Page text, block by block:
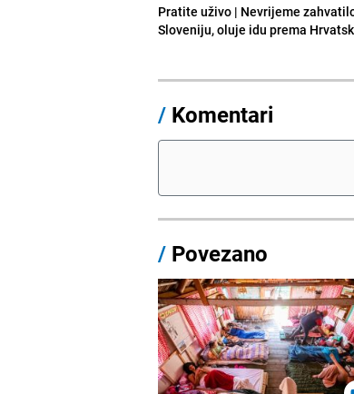
Pratite uživo | Nevrijeme
Sloveniju, oluje idu prema
/ Komentari
/ Povezano